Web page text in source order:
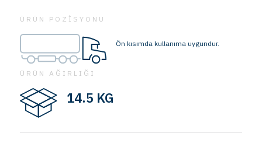
ÜRÜN POZİSYONU
Ön kısımda kullanıma uygundur.
ÜRÜN AĞIRLIĞI
14.5 KG